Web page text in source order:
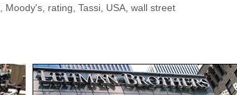
Moody's rating ,Tassi USA ,wall street